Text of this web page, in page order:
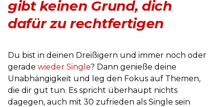
gibt keinen Grund, dich
dafür zu rechtfertigen
Du bist in deinen Dreißigern und immer noch oder
gerade wieder Single? Dann genieße deine
Unabhängigkeit und leg den Fokus auf Themen,
die dir gut tun. Es spricht überhaupt nichts
dagegen, auch mit 30 zufrieden als Single sein